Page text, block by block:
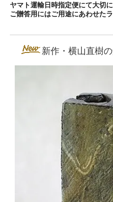
ヤマト運輸日時指定便にて大切
ご贈答用にはご用途にあわせた
新作・横山直樹